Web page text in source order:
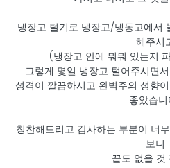
냉장고 털기로 냉장고/냉동고에서
해주시
(냉장고 안에 뭐뭐 있는지
그렇게 몇일 냉장고 털어주시면
성격이 깔끔하시고 완벽주의 성향
좋았습
칭찬해드리고 감사하는 부분이 너
보니
끝도 없을 것